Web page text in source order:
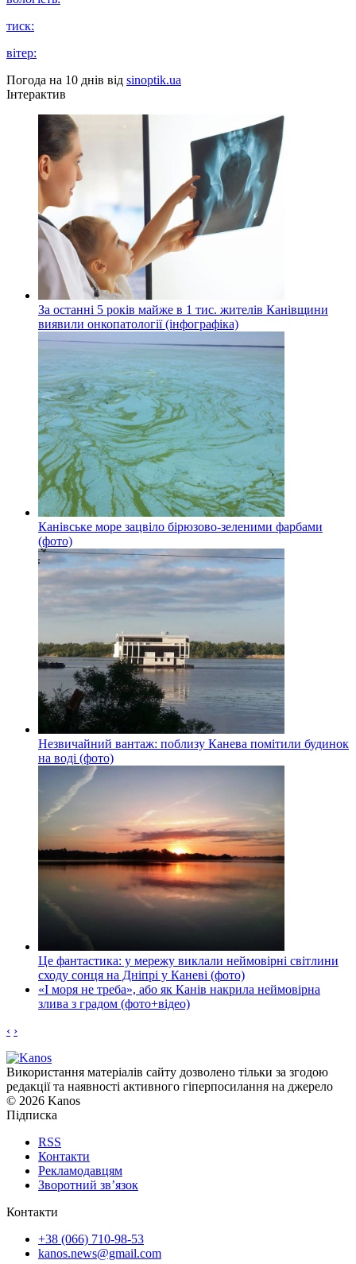
тиск:
вітер:
Погода на 10 днів від sinoptik.ua
Інтерактив
За останні 5 років майже в 1 тис. жителів Канівщини
виявили онкопатології (інфографіка)
Канівське море зацвіло бірюзово-зеленими фарбами
(фото)
Незвичайний вантаж: поблизу Канева помітили будинок
на воді (фото)
Це фантастика: у мережу виклали неймовірні світлини
сходу сонця на Дніпрі у Каневі (фото)
«І моря не треба», або як Канів накрила неймовірна
злива з градом (фото+відео)
‹ ›
Використання матеріалів сайту дозволено тільки за згодою
редакції та наявності активного гіперпосилання на джерело
© 2026 Kanos
Підписка
RSS
Контакти
Рекламодавцям
Зворотний зв’язок
Контакти
+38 (066) 710-98-53
kanos.news@gmail.com